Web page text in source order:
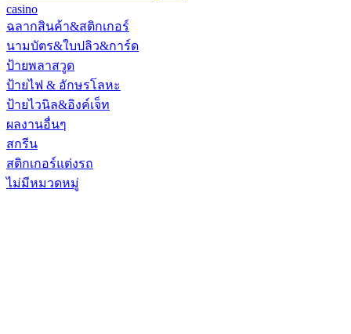
casino
ฉลากสินค้า&สติกเกอร์
นามบัตร&ใบปลิว&การ์ด
ป้ายพลาสวูด
ป้ายไฟ & อักษรโลหะ
ป้ายไวนิล&อิงค์เจ็ท
ผลงานอื่นๆ
สกรีน
สติกเกอร์แต่งรถ
ไม่มีหมวดหมู่